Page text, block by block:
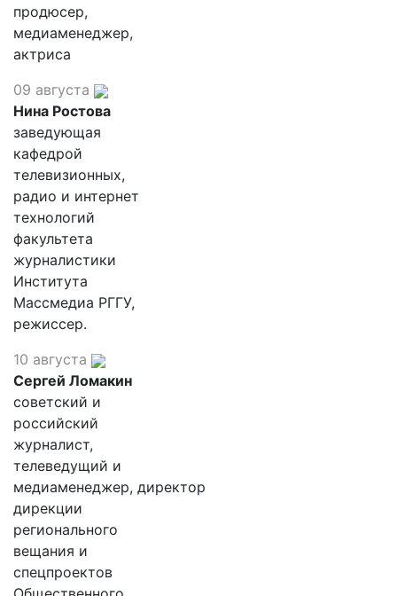
продюсер,
медиаменеджер,
актриса
09 августа
Нина Ростова
заведующая
кафедрой
телевизионных,
радио и интернет
технологий
факультета
журналистики
Института
Массмедиа РГГУ,
режиссер.
10 августа
Сергей Ломакин
советский и
российский
журналист,
телеведущий и
медиаменеджер, директор
дирекции
регионального
вещания и
спецпроектов